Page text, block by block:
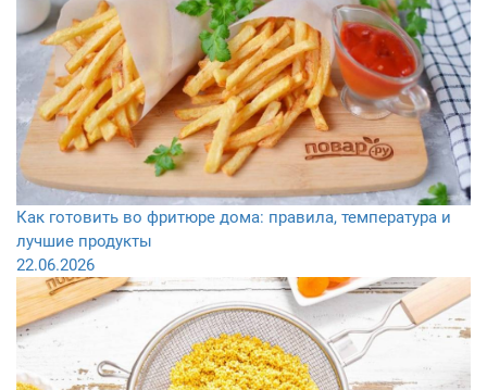
Как готовить во фритюре дома: правила, температура и
лучшие продукты
22.06.2026